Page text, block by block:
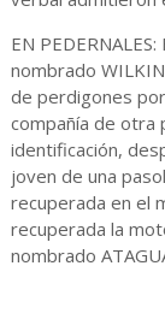
EN
nombrado
de perdigones
compañía de otra
identificación,
joven de una
recuperada en el
recuperada la
nombrado